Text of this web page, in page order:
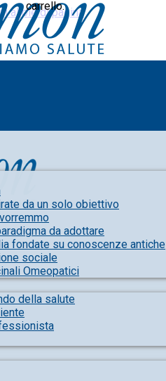
al piè di pagina
carrello.
da un solo obiettivo
da adottare
fondate su conoscenze antiche
sociale
Omeopatici
della salute